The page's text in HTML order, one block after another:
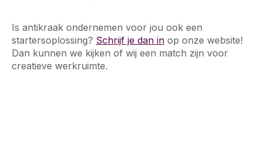
Is antikraak ondernemen voor jou ook een
startersoplossing? Schrijf je dan in op onze website!
Dan kunnen we kijken of wij een match zijn voor
creatieve werkruimte.